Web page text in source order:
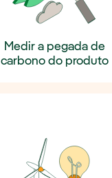
Medir a pegada de
carbono do produto